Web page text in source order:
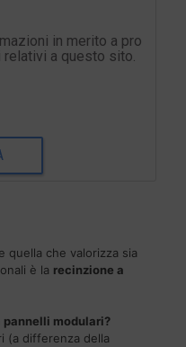
in merito a pro
a questo sito.
quella che valorizza sia
è la recinzione a
pannelli modulari?
(a differenza della